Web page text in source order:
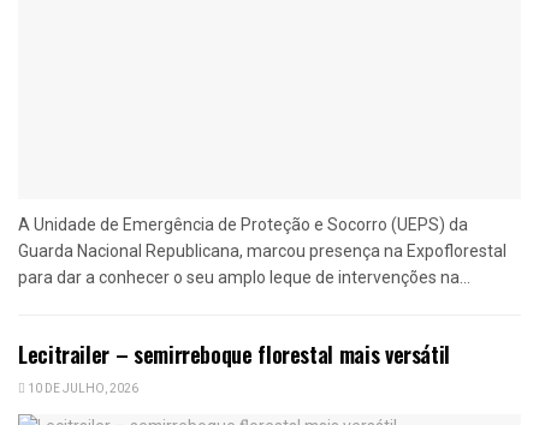
A Unidade de Emergência de Proteção e Socorro (UEPS) da
Guarda Nacional Republicana, marcou presença na Expoflorestal
para dar a conhecer o seu amplo leque de intervenções na...
Lecitrailer – semirreboque florestal mais versátil
10 DE JULHO, 2026